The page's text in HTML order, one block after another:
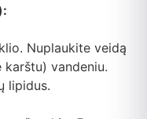
Nuplaukite veidą
vandeniu.
lipidus.